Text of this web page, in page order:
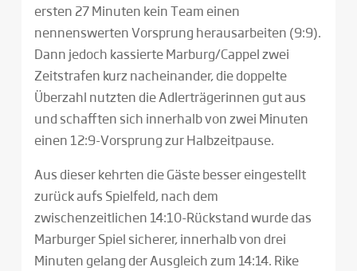
ersten 27 Minuten kein Team einen
nennenswerten Vorsprung herausarbeiten (9:9).
Dann jedoch kassierte Marburg/Cappel zwei
Zeitstrafen kurz nacheinander, die doppelte
Überzahl nutzten die Adlerträgerinnen gut aus
und schafften sich innerhalb von zwei Minuten
einen 12:9-Vorsprung zur Halbzeitpause.
Aus dieser kehrten die Gäste besser eingestellt
zurück aufs Spielfeld, nach dem
zwischenzeitlichen 14:10-Rückstand wurde das
Marburger Spiel sicherer, innerhalb von drei
Minuten gelang der Ausgleich zum 14:14. Rike